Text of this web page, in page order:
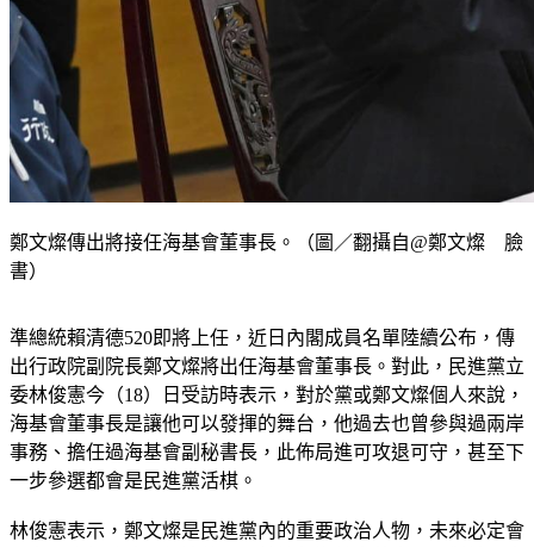
鄭文燦傳出將接任海基會董事長。（圖／翻攝自@鄭文燦 臉
準總統賴清德520即將上任，近日內閣成員名單陸續公布，傳
出行政院副院長鄭文燦將出任海基會董事長。對此，民進黨立
委林俊憲今（18）日受訪時表示，對於黨或鄭文燦個人來說，
海基會董事長是讓他可以發揮的舞台，他過去也曾參與過兩岸
事務、擔任過海基會副秘書長，此佈局進可攻退可守，甚至下